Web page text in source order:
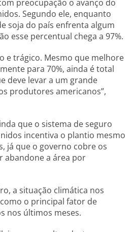
preocupação o avanço do
Segundo ele, enquanto
soja do país enfrenta algum
esse percentual chega a 97%.
e trágico. Mesmo que melhore
para 70%, ainda é total
deve levar a um grande
produtores americanos”,
que o sistema de seguro
incentiva o plantio mesmo
já que o governo cobre os
abandone a área por
a situação climática nos
o principal fator de
nos últimos meses.